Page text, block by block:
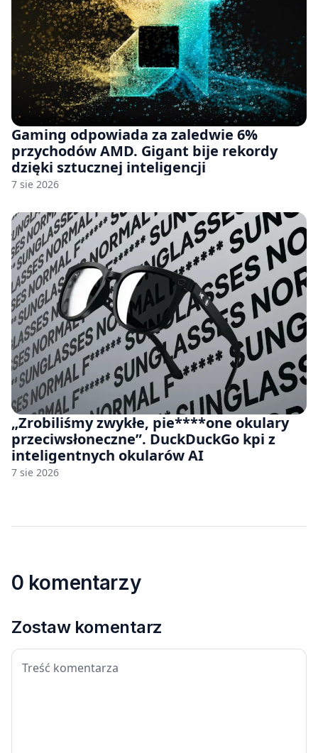
Gaming odpowiada za zaledwie 6%
przychodów AMD. Gigant bije rekordy
dzięki sztucznej inteligencji
7 sie 2026
„Zrobiliśmy zwykłe, pie****one okulary
przeciwsłoneczne”. DuckDuckGo kpi z
inteligentnych okularów AI
7 sie 2026
0 komentarzy
Zostaw komentarz